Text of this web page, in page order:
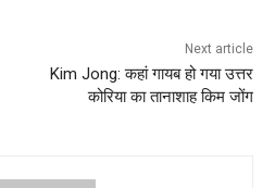
Next article
Kim Jong: कहां गायब हो गया उत्तर
कोरिया का तानाशाह किम जोंग